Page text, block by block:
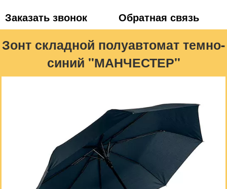
Заказать звонок
Обратная связь
Зонт складной полуавтомат темно-
синий "МАНЧЕСТЕР"